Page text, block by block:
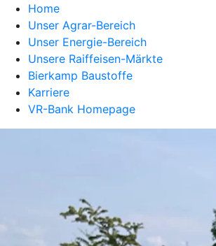
Home
Unser Agrar-Bereich
Unser Energie-Bereich
Unsere Raiffeisen-Märkte
Bierkamp Baustoffe
Karriere
VR-Bank Homepage